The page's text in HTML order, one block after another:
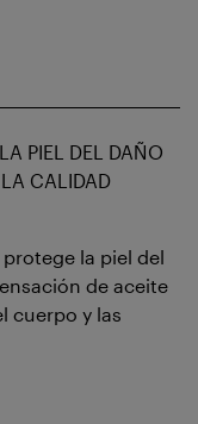
PIEL DEL DAÑO
CALIDAD
la piel del
de aceite
cuerpo y las